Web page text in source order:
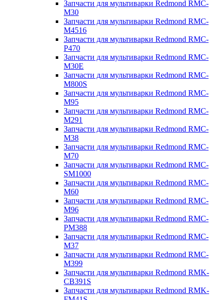
Запчасти для мультиварки Redmond RMC-
M30
Запчасти для мультиварки Redmond RMC-
M4516
Запчасти для мультиварки Redmond RMC-
P470
Запчасти для мультиварки Redmond RMC-
M30E
Запчасти для мультиварки Redmond RMC-
M800S
Запчасти для мультиварки Redmond RMC-
M95
Запчасти для мультиварки Redmond RMC-
M291
Запчасти для мультиварки Redmond RMC-
M38
Запчасти для мультиварки Redmond RMC-
M70
Запчасти для мультиварки Redmond RMC-
SM1000
Запчасти для мультиварки Redmond RMC-
M60
Запчасти для мультиварки Redmond RMC-
M96
Запчасти для мультиварки Redmond RMC-
PM388
Запчасти для мультиварки Redmond RMC-
M37
Запчасти для мультиварки Redmond RMC-
M399
Запчасти для мультиварки Redmond RMK-
CB391S
Запчасти для мультиварки Redmond RMK-